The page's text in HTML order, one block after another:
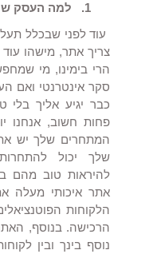
1.
למה העסק
עוד לפני שבכלל
צריך אתר, מישהו
הרי בימינו, מי
סקר אינטרנטי ואם
כבר יגיע אליך בלי
פחות חשוב, אנחנו
המתחרים שלך יש
שלך יכול
להיראות טוב מהם
אתר איכותי מעלה
הלקוחות
הרכישה. בנוסף,